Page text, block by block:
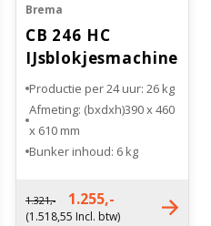
Brema
CB 246 HC
IJsblokjesmachine
RVS
Productie per 24 uur: 26 kg
Afmeting: (bxdxh)390 x 460
x 610 mm
Bunker inhoud: 6 kg
Gewicht: 35 kg
1.321,- 1.255,-
(1.518,55 Incl. btw)